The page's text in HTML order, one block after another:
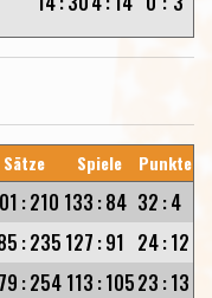
Sätze Spiele Punkte
:210 133 :84 32 :4
:235 127 :91 24:12
:254 113 :10523 :13